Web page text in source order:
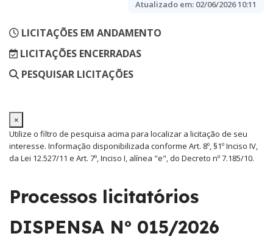
Atualizado em: 02/06/2026 10:11
LICITAÇÕES EM ANDAMENTO
LICITAÇÕES ENCERRADAS
PESQUISAR LICITAÇÕES
×
Utilize o filtro de pesquisa acima para localizar a licitação de seu
interesse. Informação disponibilizada conforme Art. 8º, §1º Inciso IV,
da Lei 12.527/11 e Art. 7º, Inciso I, alínea "e", do Decreto nº 7.185/10.
Processos licitatórios
DISPENSA Nº 015/2026